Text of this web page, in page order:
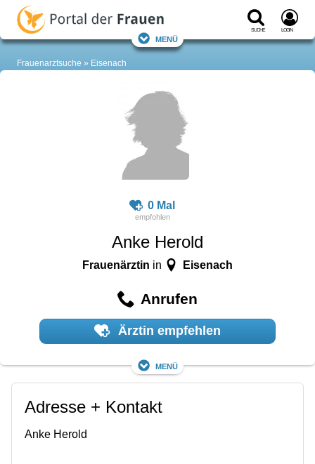
Suche Login
Menü
Frauenarztsuche Eisenach
0 Mal
Anke Herold
Frauenärztin in Eisenach
Anrufen
Ärztin empfehlen
Menü
Adresse + Kontakt
Anke Herold